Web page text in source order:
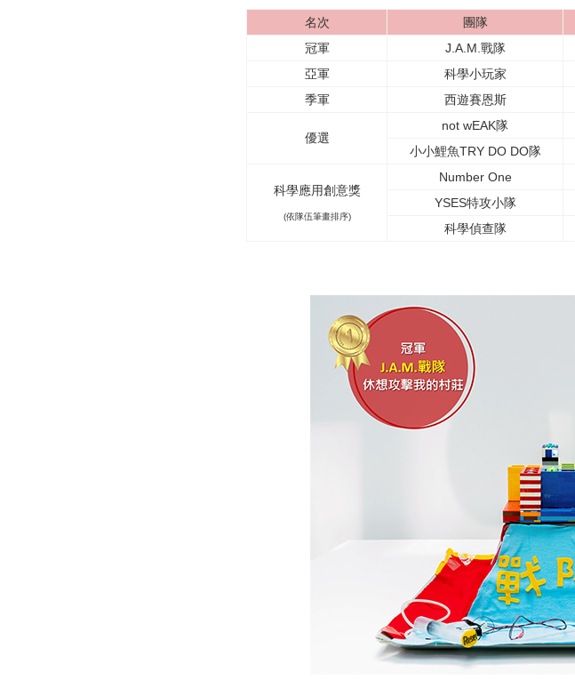
名次 團隊
冠軍
J.A.M.戰隊
亞軍
科學小玩家
季軍
西遊賽恩斯
優選
not wEAK隊
小小鯉魚TRY DO DO隊
科學應用創意獎
(依隊伍筆畫排序)
Number One
YSES特攻小隊
科學偵查隊